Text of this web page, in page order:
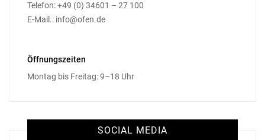
Telefon: +49 (0) 34601 – 27 100
E-Mail.: info@ofen.de
Öffnungszeiten
Montag bis Freitag: 9–18 Uhr
SOCIAL MEDIA